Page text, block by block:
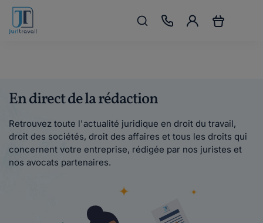
En direct de la rédaction
Retrouvez toute l'actualité juridique en droit du travail,
droit des sociétés, droit des affaires et tous les droits qui
concernent votre entreprise, rédigée par nos juristes et
nos avocats partenaires.